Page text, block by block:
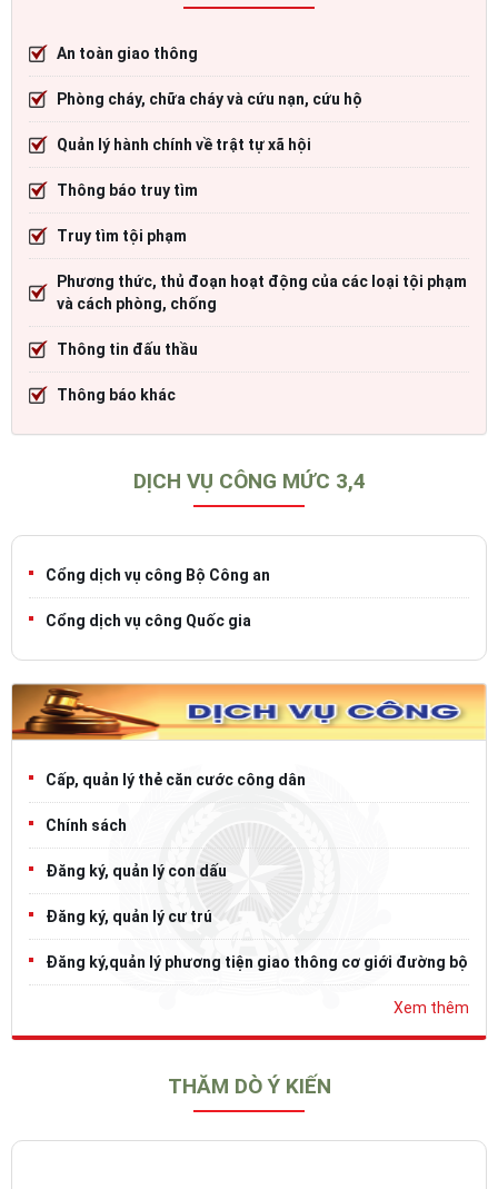
An toàn giao thông
Phòng cháy, chữa cháy và cứu nạn, cứu hộ
Quản lý hành chính về trật tự xã hội
Thông báo truy tìm
Truy tìm tội phạm
Phương thức, thủ đoạn hoạt động của các loại tội phạm
và cách phòng, chống
Thông tin đấu thầu
Thông báo khác
DỊCH VỤ CÔNG MỨC 3,4
Cổng dịch vụ công Bộ Công an
Cổng dịch vụ công Quốc gia
Cấp, quản lý thẻ căn cước công dân
Chính sách
Đăng ký, quản lý con dấu
Đăng ký, quản lý cư trú
Đăng ký,quản lý phương tiện giao thông cơ giới đường bộ
Xem thêm
THĂM DÒ Ý KIẾN